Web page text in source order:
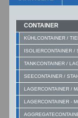
CONTAINER
KÜHLCONTAINER /
ISOLIERCONTAINER /
TANKCONTAINER /
SEECONTAINER /
LAGERCONTAINER /
LAGERCONTAINER -